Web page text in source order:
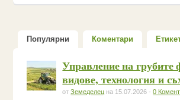
Популярни Коментари
Управление на грубите
видове, технология и
отЗемеделец на 15.07.2026 -0